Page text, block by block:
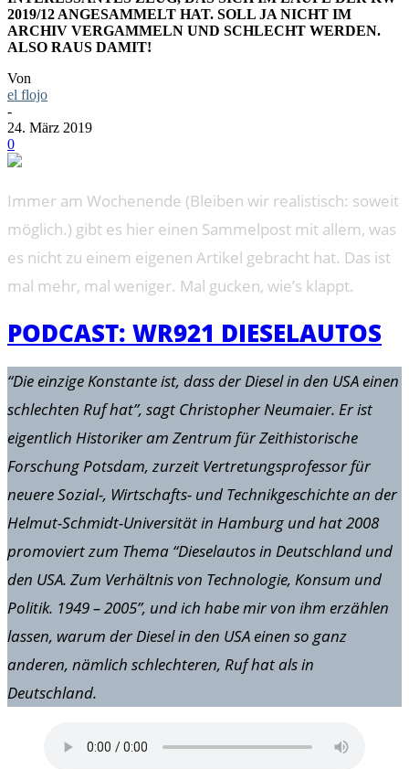
2019/12 ANGESAMMELT HAT. SOLL JA NICHT IM
ARCHIV VERGAMMELN UND SCHLECHT WERDEN.
ALSO RAUS DAMIT!
Von
el flojo
-
24. März 2019
0
Immer am Wochenende (Bleiben wir realistisch: soweit
möglich.) gibt es hier einen Sammelpost mit allem, was
es nicht zu einem eigenen Artikel gebracht hat. Das ist
mal mehr, mal weniger. Mal gucken, wie’s klappt.
PODCAST: WR921 DIESELAUTOS
“Die einzige Konstante ist, dass der Diesel in den USA einen
schlechten Ruf hat”, sagt Christopher Neumaier. Er ist
eigentlich Historiker am Zentrum für Zeithistorische
Forschung Potsdam, zurzeit Vertretungsprofessor für
neuere Sozial-, Wirtschafts- und Technikgeschichte an der
Helmut-Schmidt-Universität in Hamburg und hat 2008
promoviert zum Thema “Dieselautos in Deutschland und
den USA. Zum Verhältnis von Technologie, Konsum und
Politik. 1949 – 2005”, und ich habe mir von ihm erzählen
lassen, warum der Diesel in den USA einen so ganz
anderen, nämlich schlechteren, Ruf hat als in
Deutschland.